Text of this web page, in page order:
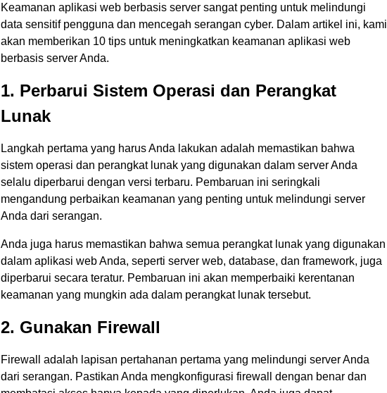
Keamanan aplikasi web berbasis server sangat penting untuk melindungi
data sensitif pengguna dan mencegah serangan cyber. Dalam artikel ini, kami
akan memberikan 10 tips untuk meningkatkan keamanan aplikasi web
berbasis server Anda.
1. Perbarui Sistem Operasi dan Perangkat
Lunak
Langkah pertama yang harus Anda lakukan adalah memastikan bahwa
sistem operasi dan perangkat lunak yang digunakan dalam server Anda
selalu diperbarui dengan versi terbaru. Pembaruan ini seringkali
mengandung perbaikan keamanan yang penting untuk melindungi server
Anda dari serangan.
Anda juga harus memastikan bahwa semua perangkat lunak yang digunakan
dalam aplikasi web Anda, seperti server web, database, dan framework, juga
diperbarui secara teratur. Pembaruan ini akan memperbaiki kerentanan
keamanan yang mungkin ada dalam perangkat lunak tersebut.
2. Gunakan Firewall
Firewall adalah lapisan pertahanan pertama yang melindungi server Anda
dari serangan. Pastikan Anda mengkonfigurasi firewall dengan benar dan